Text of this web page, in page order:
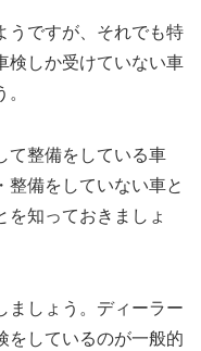
うですが、それでも特
検しか受けていない車
て整備をしている車
整備をしていない車と
を知っておきましょ
ましょう。ディーラー
をしているのが一般的